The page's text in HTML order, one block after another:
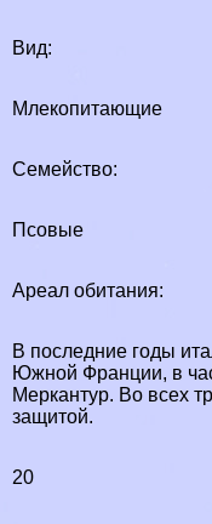
Вид:
Млекопитающие
Семейство:
Псовые
Ареал обитания:
В последние годы
Южной Франции, в
Меркантур. Во всех
защитой.
20